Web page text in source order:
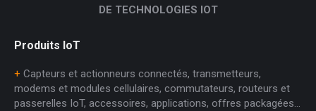
DE TECHNOLOGIES IOT
Produits IoT
+ Capteurs et actionneurs connectés, transmetteurs,
modems et modules cellulaires, commutateurs, routeurs et
passerelles IoT, accessoires, applications, offres packagées…